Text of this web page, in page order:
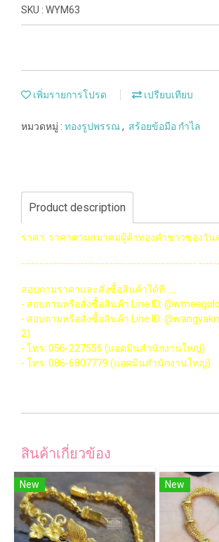
SKU : WYM63
เพิ่มรายการโปรด เปรียบเทียบ
หมวดหมู่ : ทองรูปพรรณ, สร้อยข้อมือ กำไล
Product description
ราคา: ราคาตามสมาคมผู้ค้าทองคำขาวของวัน
--------------------------------------------------
สอบถามราคาและสั่งซื้อสินค้าได้ที่ ....
- สอบถามหรือสั่งซื้อสินค้า Line ID:
- สอบถามหรือสั่งซื้อสินค้า Line ID:
2)
- โทร: 056-227556 (แอดมินสำนักงานใหญ่)
- โทร: 086-6807779 (แอดมินสำนักงานใหญ่)
สินค้าเกี่ยวข้อง
New New